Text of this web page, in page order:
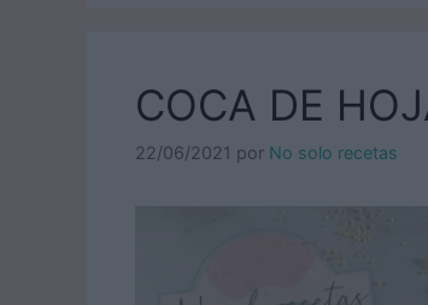
COCA DE
22/06/2021 por No solo recetas